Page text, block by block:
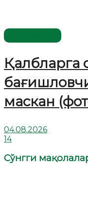
Қалбларга
маскан
04.08.2026
14
Сўнгги